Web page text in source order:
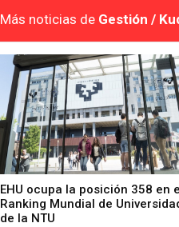
Más noticias de Gestión /
EHU ocupa la posición 358 en
Ranking Mundial de
de la NTU